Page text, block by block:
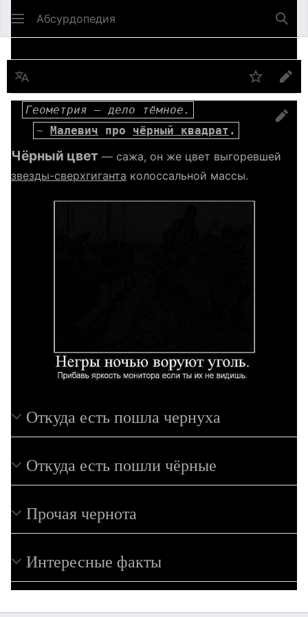
Абсурдопедия
Язык
Геометрия — дело тёмное.
~
Малевич про чёрный квадрат .
Чёрный цвет — сажа, он же цвет выгоревшей
звезды-сверхгиганта колоссальной массы.
Откуда есть пошла чернуха
Откуда есть пошли чёрные
Прочая чернота
Интересные факты